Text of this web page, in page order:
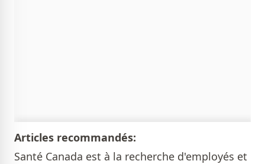
Articles recommandés:
Santé Canada est à la recherche d'employés et